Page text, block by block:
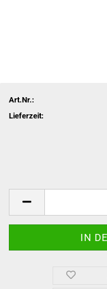
Art.Nr.:
Lieferzeit: